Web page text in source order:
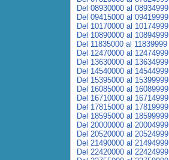
Del 08930000 al 08934999
Del 09415000 al 09419999
Del 10170000 al 10174999
Del 10890000 al 10894999
Del 11835000 al 11839999
Del 12470000 al 12474999
Del 13630000 al 13634999
Del 14540000 al 14544999
Del 15395000 al 15399999
Del 16085000 al 16089999
Del 16710000 al 16714999
Del 17815000 al 17819999
Del 18595000 al 18599999
Del 20000000 al 20004999
Del 20520000 al 20524999
Del 21490000 al 21494999
Del 22420000 al 22424999